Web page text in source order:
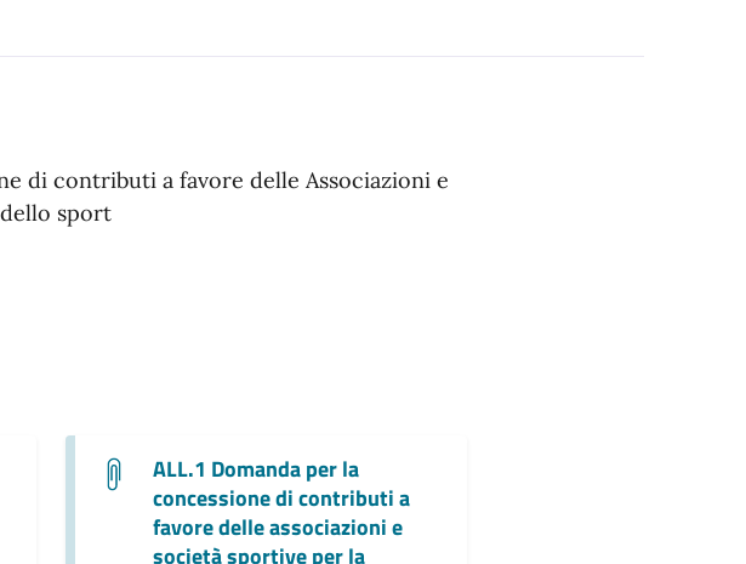
di contributi a favore delle Associazioni e
sport
ALL.1 Domanda per la
concessione di contributi a
favore delle associazioni e
società sportive per la